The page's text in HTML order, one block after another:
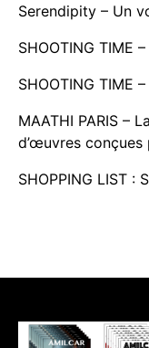
Serendipity – Un
SHOOTING TIME
SHOOTING TIME
MAATHI PARIS –
d’œuvres conçues
SHOPPING LIST :